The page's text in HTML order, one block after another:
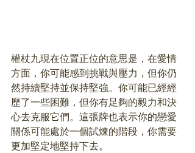
權杖九現在位置正位的意思是，在愛情
方面，你可能感到挑戰與壓力，但你仍
然持續堅持並保持堅強。你可能已經經
歷了一些困難，但你有足夠的毅力和決
心去克服它們。這張牌也表示你的戀愛
關係可能處於一個試煉的階段，你需要
更加堅定地堅持下去。